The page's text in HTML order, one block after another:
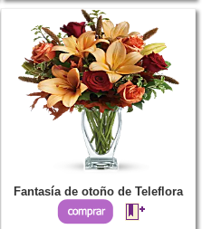
Fantasía de otoño de Teleflora